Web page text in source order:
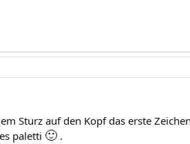
Sturz auf den Kopf das erste
paletti 🙂 .